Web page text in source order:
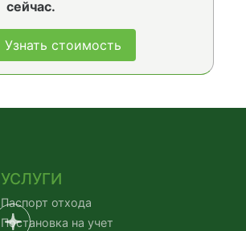
сейчас.
Узнать стоимость
УСЛУГИ
Паспорт отхода
Постановка на учет